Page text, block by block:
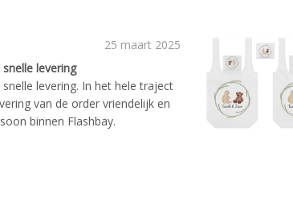
25 maart 2025
levering
levering. In het hele traject
van de order vriendelijk en
binnen Flashbay.